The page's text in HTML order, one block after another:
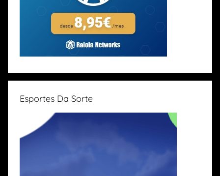
Esportes Da Sorte